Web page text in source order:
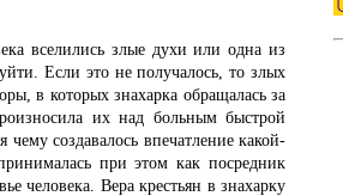
вселились злые духи или одна из
Если это не получалось, то злых
в которых знахарка обращалась за
их над больным быстрой
создавалось впечатление какой-
при этом как посредник
человека. Вера крестьян в знахарку